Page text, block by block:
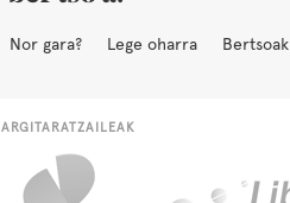
Nor gara? Lege oharra Bertsoak
ARGITARATZAILEAK